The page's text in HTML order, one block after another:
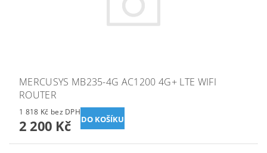
MERCUSYS MB235-4G AC1200 4G+ LTE WIFI
ROUTER
1 818 Kč bez DPH
2 200 Kč